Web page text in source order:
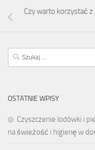
Czy warto korzystać
Szukaj:
OSTATNIE WPISY
Czyszczenie lodówki i
na świeżość i higienę w